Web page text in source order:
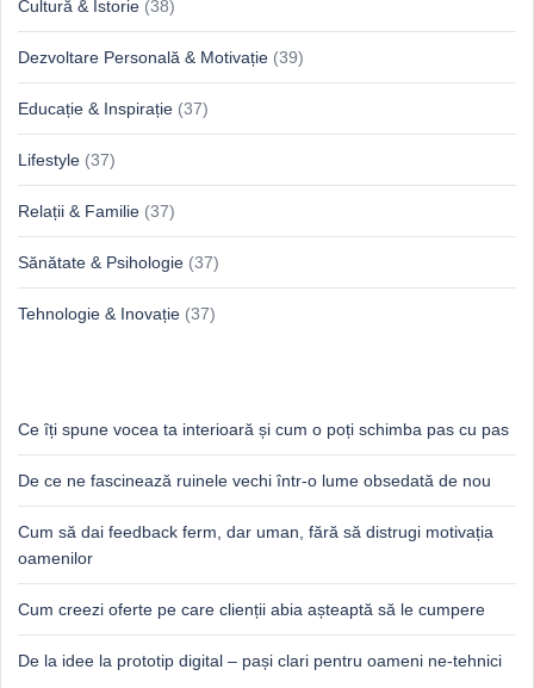
Cultură & Istorie (38)
Dezvoltare Personală & Motivație (39)
Educație & Inspirație (37)
Lifestyle (37)
Relații & Familie (37)
Sănătate & Psihologie (37)
Tehnologie & Inovație (37)
Ce îți spune vocea ta interioară și cum o poți schimba pas cu pas
De ce ne fascinează ruinele vechi într-o lume obsedată de nou
Cum să dai feedback ferm, dar uman, fără să distrugi motivația
oamenilor
Cum creezi oferte pe care clienții abia așteaptă să le cumpere
De la idee la prototip digital – pași clari pentru oameni ne-tehnici